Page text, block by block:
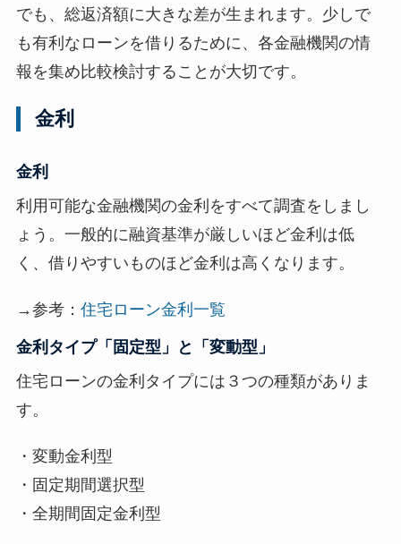
でも、総返済額に大きな差が生まれます。少しで
も有利なローンを借りるために、各金融機関の情
報を集め比較検討することが大切です。
金利
金利
利用可能な金融機関の金利をすべて調査をしまし
ょう。一般的に融資基準が厳しいほど金利は低
く、借りやすいものほど金利は高くなります。
→参考： 住宅ローン金利一覧
金利タイプ「固定型」と「変動型」
住宅ローンの金利タイプには３つの種類がありま
す。
・変動金利型
・固定期間選択型
・全期間固定金利型